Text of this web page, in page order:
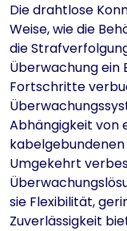
Die drahtlose
Weise, wie die
die
Überwachung ein
Fortschritte
Abhängigkeit von
Umgekehrt
sie Flexibilität,
Zuverlässigkeit